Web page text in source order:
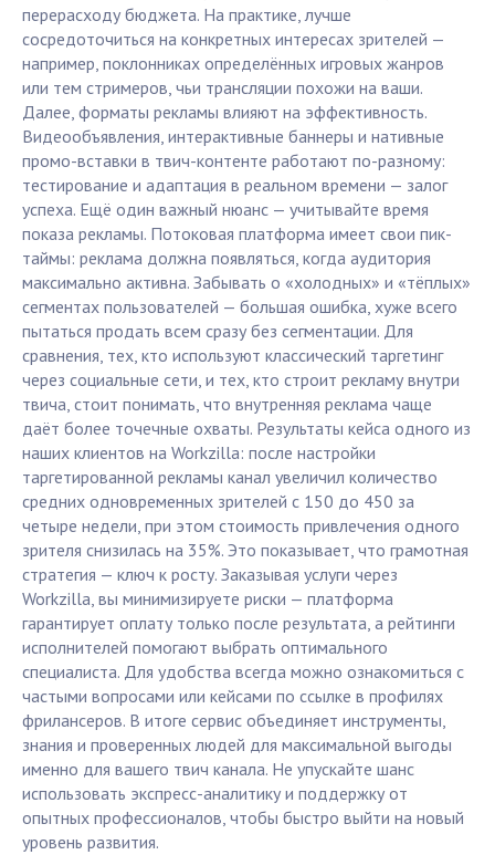
перерасходу бюджета. На практике, лучше
сосредоточиться на конкретных интересах зрителей —
например, поклонниках определённых игровых жанров
или тем стримеров, чьи трансляции похожи на ваши.
Далее, форматы рекламы влияют на эффективность.
Видеообъявления, интерактивные баннеры и нативные
промо-вставки в твич-контенте работают по-разному:
тестирование и адаптация в реальном времени — залог
успеха. Ещё один важный нюанс — учитывайте время
показа рекламы. Потоковая платформа имеет свои пик-
таймы: реклама должна появляться, когда аудитория
максимально активна. Забывать о «холодных» и «тёплых»
сегментах пользователей — большая ошибка, хуже всего
пытаться продать всем сразу без сегментации. Для
сравнения, тех, кто используют классический таргетинг
через социальные сети, и тех, кто строит рекламу внутри
твича, стоит понимать, что внутренняя реклама чаще
даёт более точечные охваты. Результаты кейса одного из
наших клиентов на Workzilla: после настройки
таргетированной рекламы канал увеличил количество
средних одновременных зрителей с 150 до 450 за
четыре недели, при этом стоимость привлечения одного
зрителя снизилась на 35%. Это показывает, что грамотная
стратегия — ключ к росту. Заказывая услуги через
Workzilla, вы минимизируете риски — платформа
гарантирует оплату только после результата, а рейтинги
исполнителей помогают выбрать оптимального
специалиста. Для удобства всегда можно ознакомиться с
частыми вопросами или кейсами по ссылке в профилях
фрилансеров. В итоге сервис объединяет инструменты,
знания и проверенных людей для максимальной выгоды
именно для вашего твич канала. Не упускайте шанс
использовать экспресс-аналитику и поддержку от
опытных профессионалов, чтобы быстро выйти на новый
уровень развития.